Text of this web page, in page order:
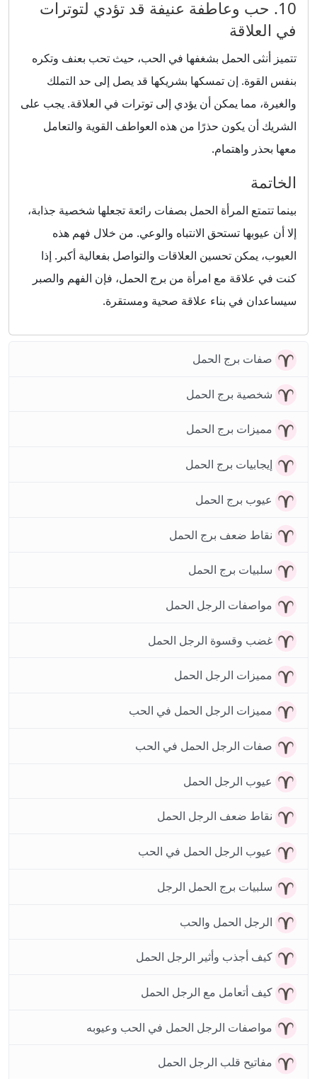
10. حب وعاطفة عنيفة قد تؤدي لتوترات
في العلاقة
تتميز أنثى الحمل بشغفها في الحب، حيث تحب بعنف وتكره
بنفس القوة. إن تمسكها بشريكها قد يصل إلى حد التملك
والغيرة، مما يمكن أن يؤدي إلى توترات في العلاقة. يجب على
الشريك أن يكون حذرًا من هذه العواطف القوية والتعامل
معها بحذر واهتمام.
الخاتمة
بينما تتمتع المرأة الحمل بصفات رائعة تجعلها شخصية جذابة،
إلا أن عيوبها تستحق الانتباه والوعي. من خلال فهم هذه
العيوب، يمكن تحسين العلاقات والتواصل بفعالية أكبر. إذا
كنت في علاقة مع امرأة من برج الحمل، فإن الفهم والصبر
سيساعدان في بناء علاقة صحية ومستقرة.
صفات برج الحمل
شخصية برج الحمل
مميزات برج الحمل
إيجابيات برج الحمل
عيوب برج الحمل
نقاط ضعف برج الحمل
سلبيات برج الحمل
مواصفات الرجل الحمل
غضب وقسوة الرجل الحمل
مميزات الرجل الحمل
مميزات الرجل الحمل في الحب
صفات الرجل الحمل في الحب
عيوب الرجل الحمل
نقاط ضعف الرجل الحمل
عيوب الرجل الحمل في الحب
سلبيات برج الحمل الرجل
الرجل الحمل والحب
كيف أجذب وأثير الرجل الحمل
كيف أتعامل مع الرجل الحمل
مواصفات الرجل الحمل في الحب وعيوبه
مفاتيح قلب الرجل الحمل